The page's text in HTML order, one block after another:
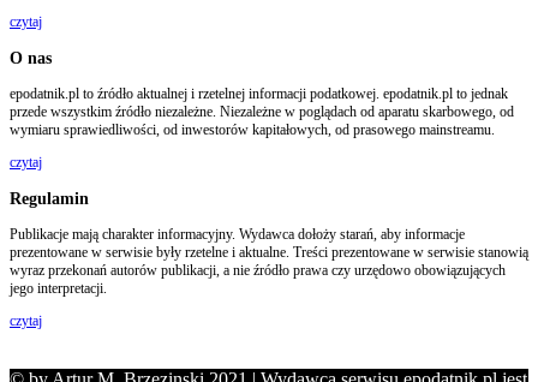
czytaj
O nas
epodatnik.pl to źródło aktualnej i rzetelnej informacji podatkowej. epodatnik.pl to jednak
przede wszystkim źródło niezależne. Niezależne w poglądach od aparatu skarbowego, od
wymiaru sprawiedliwości, od inwestorów kapitałowych, od prasowego mainstreamu.
czytaj
Regulamin
Publikacje mają charakter informacyjny. Wydawca dołoży starań, aby informacje
prezentowane w serwisie były rzetelne i aktualne. Treści prezentowane w serwisie stanowią
wyraz przekonań autorów publikacji, a nie źródło prawa czy urzędowo obowiązujących
jego interpretacji.
czytaj